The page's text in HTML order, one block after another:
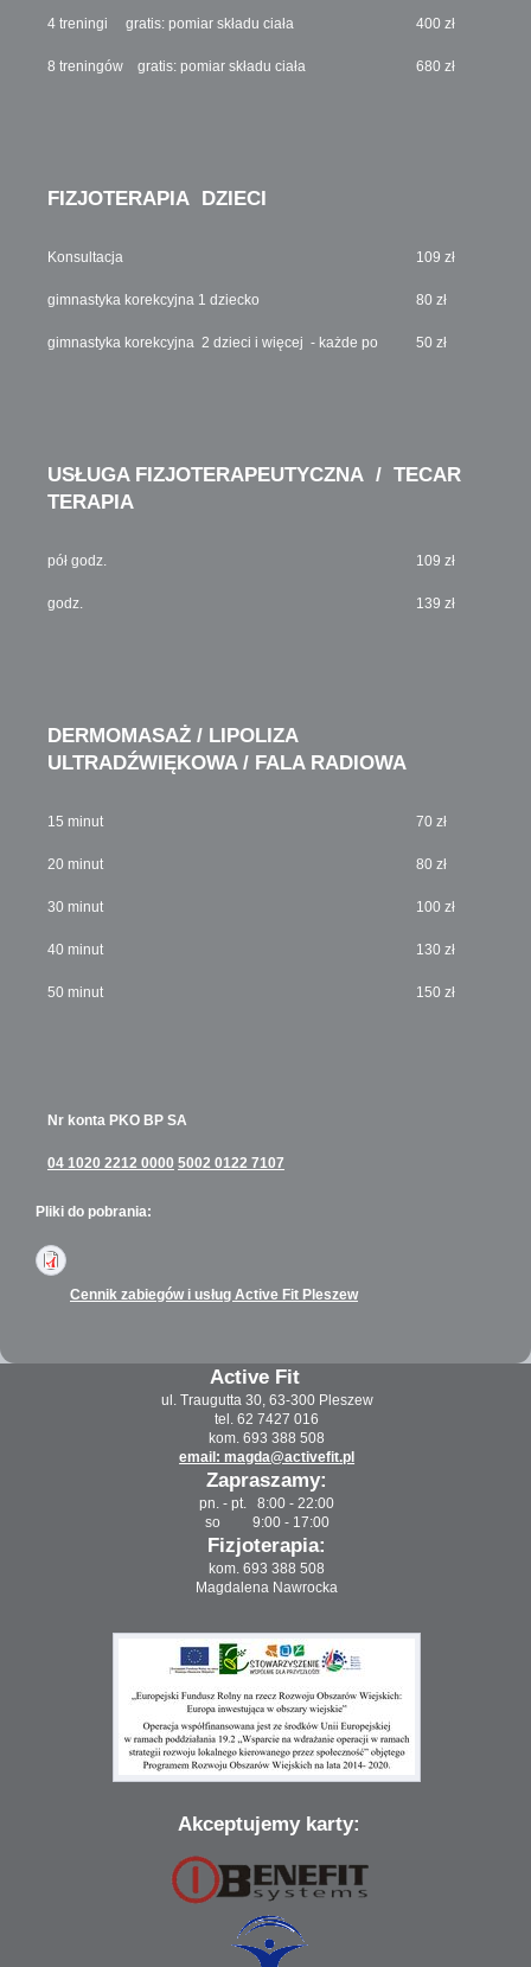
4 treningi gratis: pomiar składu ciała 400 zł
8 treningów gratis: pomiar składu ciała 680 zł
FIZJOTERAPIA DZIECI
Konsultacja 109 zł
gimnastyka korekcyjna 1 dziecko 80 zł
gimnastyka korekcyjna 2 dzieci i więcej - każde po 50 zł
USŁUGA FIZJOTERAPEUTYCZNA / TECAR
TERAPIA
pół godz. 109 zł
godz. 139 zł
DERMOMASAŻ / LIPOLIZA
ULTRADŹWIĘKOWA / FALA RADIOWA
15 minut 70 zł
20 minut 80 zł
30 minut 100 zł
40 minut 130 zł
50 minut 150 zł
Nr konta PKO BP SA
04 1020 2212 0000 5002 0122 7107
Pliki do pobrania:
Cennik zabiegów i usług Active Fit Pleszew
Active Fit
ul. Traugutta 30, 63-300 Pleszew
tel. 62 7427 016
kom. 693 388 508
email: magda@activefit.pl
Zapraszamy:
pn. - pt. 8:00 - 22:00
so 9:00 - 17:00
Fizjoterapia:
kom. 693 388 508
Magdalena Nawrocka
Akceptujemy karty: